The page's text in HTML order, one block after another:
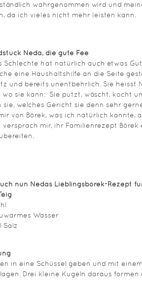
wahrgenommen wird und
da ich vieles nicht mehr leisten kann.
Neda, die gute Fee
Schlechte hat natürlich auch etwas
eine Haushaltshilfe an die Seite
und bereits unentbehrlich. Sie heisst
wo sie kann: Sie putzt, wäscht, kocht
sie, welches Gericht sie denn sehr
von Börek, was ich natürlich kannte,
versprach mir, ihr Familienrezept
nun Nedas Lieblingsbörek-Rezept
Wasser
Salz
in eine Schüssel geben und mit
Drei kleine Kugeln daraus formen